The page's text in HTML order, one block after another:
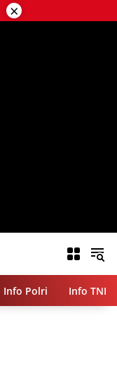
×
Info Polri Info TNI